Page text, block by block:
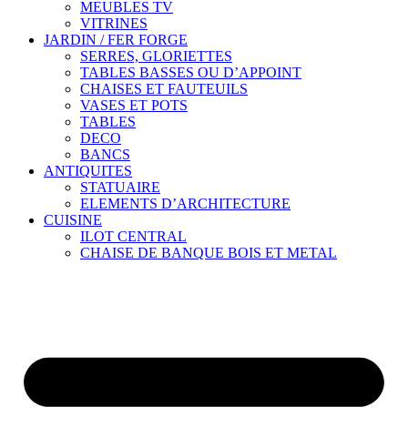
MEUBLES TV
VITRINES
JARDIN / FER FORGE
SERRES, GLORIETTES
TABLES BASSES OU D’APPOINT
CHAISES ET FAUTEUILS
VASES ET POTS
TABLES
DECO
BANCS
ANTIQUITES
STATUAIRE
ELEMENTS D’ARCHITECTURE
CUISINE
ILOT CENTRAL
CHAISE DE BANQUE BOIS ET METAL